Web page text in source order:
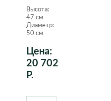
LS
антрацитовый
металлик
Высота:
47 см
Диаметр:
50 см
Цена:
20 702
Р.